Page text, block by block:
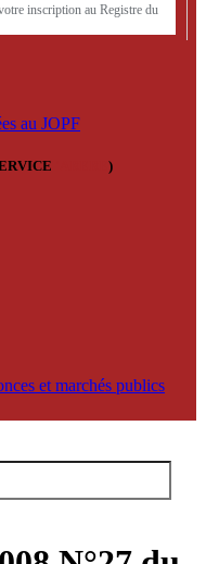
inscription au Registre du
au JOPF
)
et marchés publics